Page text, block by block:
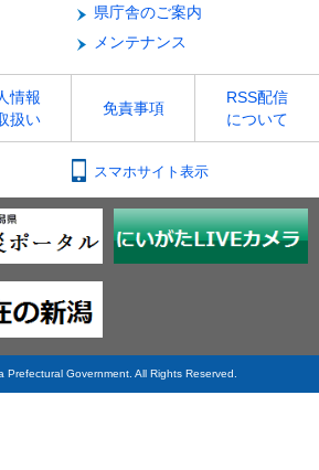
県庁舎のご案内
メンテナンス
情報
扱い
免責事項
RSS配信
について
スマホサイト表示
Prefectural Government. All Rights Reserved.